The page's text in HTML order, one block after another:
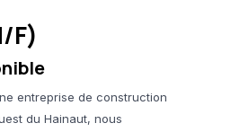
F)
entreprise de construction
du Hainaut, nous